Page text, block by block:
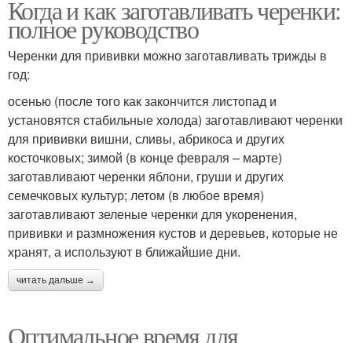
Когда и как заготавливать черенки:
полное руководство
Черенки для прививки можно заготавливать трижды в
год:
осенью (после того как закончится листопад и
установятся стабильные холода) заготавливают черенки
для прививки вишни, сливы, абрикоса и других
косточковых; зимой (в конце февраля – марте)
заготавливают черенки яблони, груши и других
семечковых культур; летом (в любое время)
заготавливают зеленые черенки для укоренения,
прививки и размножения кустов и деревьев, которые не
хранят, а используют в ближайшие дни.
читать дальше →
Оптимальное время для